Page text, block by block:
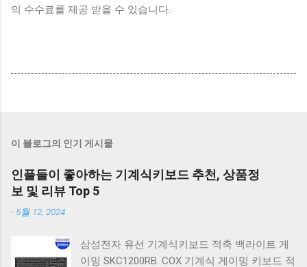
의 수수료를 제공 받을 수 있습니다.
이 블로그의 인기 게시물
인플들이 좋아하는 기계식키보드 추천, 상품정
보 및 리뷰 Top 5
- 5월 12, 2024
삼성전자 유선 기계식키보드 적축 백라이트 게
이밍 SKC1200RB. COX 기계식 게이밍 키보드 적